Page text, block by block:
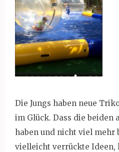
Die Jungs haben neue
im Glück. Dass die beiden
haben und nicht viel mehr
vielleicht verrückte Ideen,